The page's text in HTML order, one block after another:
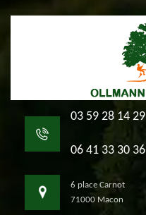
03 59 28 14 29
06 41 33 30 36
6 place Carnot
71000 Macon